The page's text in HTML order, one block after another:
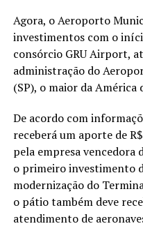
Agora, o Aeroporto
investimentos com o
consórcio GRU Airport,
administração do
(SP), o maior da América
De acordo com
receberá um aporte de
pela empresa vencedora
o primeiro investimento
modernização do
o pátio também deve
atendimento de